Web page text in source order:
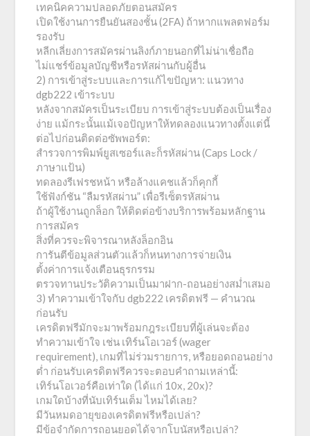
เทคนิคความปลอดภัยตอนสมัคร
เปิดใช้งานการยืนยันสองชั้น (2FA) ถ้าหากแพลตฟอร์ม
รองรับ
หลีกเลี่ยงการสมัครผ่านลิงก์ภายนอกที่ไม่น่าเชื่อถือ
ไม่แชร์ข้อมูลบัญชีหรือรหัสผ่านกับผู้อื่น
2) การเข้าสู่ระบบและการแก้ไขปัญหา: แนวทาง
dgb222 เข้าระบบ
หลังจากสมัครเป็นระเบียบ การเข้าสู่ระบบต้องเป็นเรื่อง
ง่าย แม้กระนั้นแม้เจอปัญหาให้ทดลองแนวทางตั้งแต่นี้
ต่อไปก่อนติดต่อซัพพอร์ต:
สำรวจการพิมพ์ยูสเซอร์และก็รหัสผ่าน (Caps Lock /
ภาษาแป้น)
ทดลองรีเฟรชหน้า หรือล้างแคชแล้วก็คุกกี้
ใช้ฟังก์ชัน “ลืมรหัสผ่าน” เพื่อรีเซ็ตรหัสผ่าน
ถ้าผู้ใช้งานถูกล็อก ให้ติดต่อข้างบริการพร้อมหลักฐาน
การสมัคร
สิ่งที่ควรจะพิจารณาหลังล็อกอิน
การันตีข้อมูลส่วนตัวแล้วก็หนทางการจ่ายเงิน
ตั้งค่าการแจ้งเตือนธุรกรรม
ตรวจทานประวัติความเป็นมาฝาก-ถอนอย่างสม่ำเสมอ
3) ทำความเข้าใจกับ dgb222 เครดิตฟรี — คำนวณ
ก่อนรับ
เครดิตฟรีมักจะมาพร้อมกฎระเบียบที่ผู้เล่นจะต้อง
ทำความเข้าใจ เช่น เทิร์นโอเวอร์ (wager
requirement), เกมที่ไม่ร่วมรายการ, หรือยอดถอนอย่าง
ต่ำ ก่อนรับเครดิตฟรีควรจะตอบคำถามเหล่านี้:
เทิร์นโอเวอร์คือเท่าใด (ได้แก่ 10x, 20x)?
เกมใดบ้างที่นับเทิร์นเต็ม ไหมได้เลย?
มีวันหมดอายุของเครดิตฟรีหรือเปล่า?
มีข้อจำกัดการถอนยอดได้จากโบนัสหรือเปล่า?